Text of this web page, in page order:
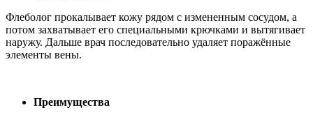
Флеболог прокалывает кожу рядом с измененным сосудом, а
потом захватывает его специальными крючками и вытягивает
наружу. Дальше врач последовательно удаляет поражённые
элементы вены.
Преимущества